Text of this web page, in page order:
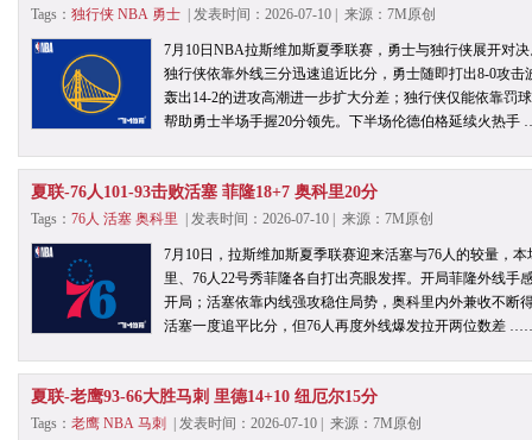
Tags： 独行侠 NBA 勇士 | 发表时间：2026-07-10 | 来源：7M原创
7月10日NBA拉斯维加斯夏季联赛，勇士与独行侠展开对
独行侠依靠外线三分迅速追近比分，勇士随即打出8-0攻
轰出14-2的进攻高潮进一步扩大分差；独行侠仅能依靠罚
帮助勇士半场手握20分领先。下半场伦德伯格延续火热
夏联-76人101-93击败活塞 菲隆18+7 奥科里20分
Tags： 76人 活塞 奥科里 | 发表时间：2026-07-10 | 来源：7M原创
7月10日，拉斯维加斯夏季联赛迎来活塞与76人的较量，
里、76人22号秀菲隆各自打出亮眼发挥。开局菲隆外线手
开局；活塞依靠内线强攻稳住局势，奥科里内外兼收不断
活塞一度追平比分，但76人再度外线爆发拉开两位数差
夏联-老鹰93-66大胜马刺 里德14+10 纽厄尔15分
Tags： 老鹰 NBA 马刺 | 发表时间：2026-07-10 | 来源：7M原创